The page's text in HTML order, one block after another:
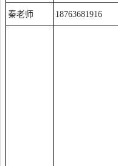
秦老师 18763681916